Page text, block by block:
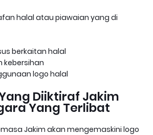
halal atau piawaian yang di
berkaitan halal
kebersihan
logo halal
Diiktiraf Jakim
Yang Terlibat
Jakim akan mengemaskini logo